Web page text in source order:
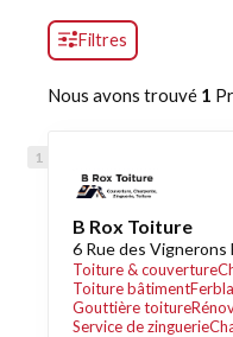
Filtres
Nous avons trouvé 1
B Rox Toiture
6 Rue des Vignerons
Toiture & couverture
Toiture bâtiment
Gouttière toiture
Service de zinguerie